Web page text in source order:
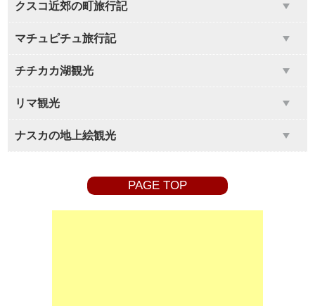
クスコ近郊の町旅行記
マチュピチュ旅行記
チチカカ湖観光
リマ観光
ナスカの地上絵観光
PAGE TOP